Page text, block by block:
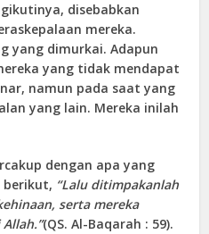
disebabkan
mereka.
yang dimurkai. Adapun
yang tidak mendapat
namun pada saat yang
yang lain. Mereka inilah
dengan apa yang
berikut, “Lalu ditimpakanlah
serta mereka
(QS. Al-Baqarah : 59).